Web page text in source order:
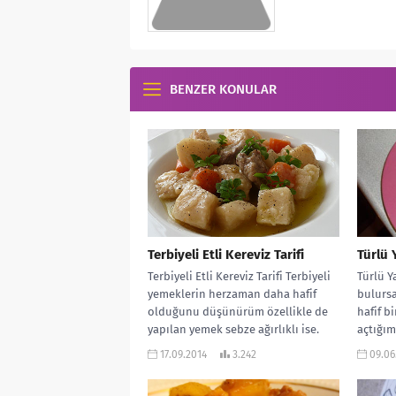
BENZER KONULAR
Terbiyeli Etli Kereviz Tarifi
Terbiyeli Etli Kereviz Tarifi Terbiyeli
yemeklerin herzaman daha hafif
olduğunu düşünürüm özellikle de
yapılan yemek sebze ağırlıklı ise.
Şimdi sizlere...
17.09.2014 3.242
Türlü
Türlü
hafif
Taze